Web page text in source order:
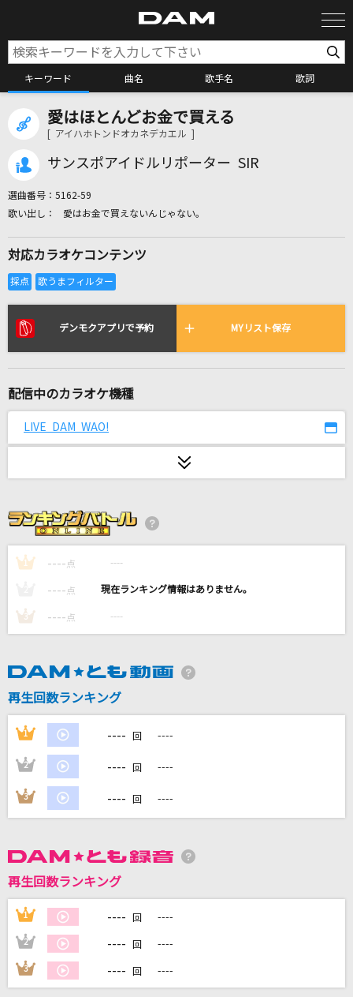
キーワード 曲名 歌手名 歌詞
カラオケ検索
リアルタイムで歌われている曲の一覧
[生音]プレイバックPart2
[生音]あー夏休み
[生音]ray
BUMP OF CHICKEN
ずっと真夜中でいいのに。
梅とら
ハナミズキ
一青 窈
トリノコシティ
40mP feat.初音ミク
M!LK
[生音]裸の勇者
Vaundy
愛はほとんどお金で買える
[ アイハホトンドオカネデカエル ]
サンスポアイドルリポーター SIR
選曲番号： 5162-59
愛はお金で買えないんじゃない。
対応カラオケコンテンツ
デンモクアプリで予約 MYリスト保存
配信中のカラオケ機種
LIVE DAM WAO!
1 ---- 点 ----
---- 点 ----
3 ---- 点 ----
再生回数ランキング
1 ---- 回 ----
2 ---- 回 ----
3 ---- 回 ----
再生回数ランキング
1 ---- 回 ----
2 ---- 回 ----
3 ---- 回 ----